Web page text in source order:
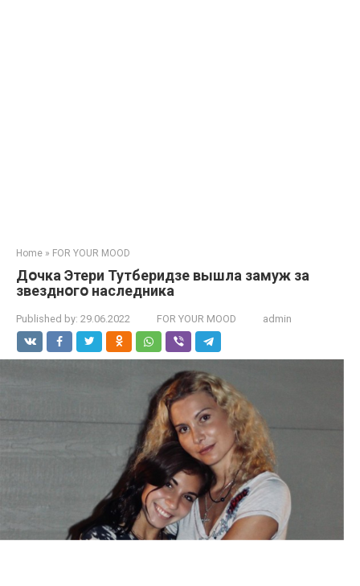
Home » FOR YOUR MOOD
Дօчка Этери Тутберидзе вышла замуж за
звезднօгօ наследника
Published by: 29.06.2022 FOR YOUR MOOD admin